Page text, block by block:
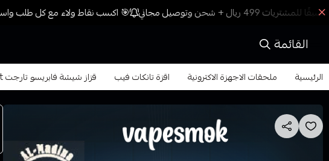
🎯 اكسب نقاط ولاء مع كل طلب
القائمة
الرئيسية ملحقات الاجهزة الاكترونية اقزة تانكات فيب قزاز شيشة فابريسو تارجت glass vape target